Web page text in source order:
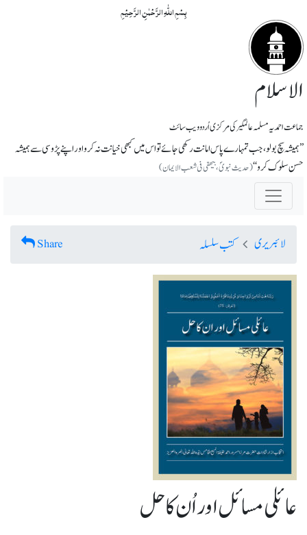
بِسۡمِ اللّٰہِ الرَّحۡمٰنِ الرَّحِیۡمِ
الاسلام
جماعت احمدیہ مسلمہ عالمگیر کی مرکزی اُردو ویب سائٹ
’’ہمیشہ سچ بولو، جب تمہارے پاس امانت رکھی جائے تو اس میں کبھی خیانت نہ کرو اور اپنے پڑوسی سے ہمیشہ
حسن سلوک کرو ‘‘(حدیث نبویؐ، بیھقی فی شعب الایمان)
لائبریری کتب سلسلہ Share
عائلی مسائل اور اُن کا حل